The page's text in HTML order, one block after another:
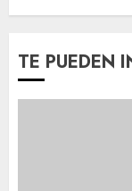
TE PUEDEN